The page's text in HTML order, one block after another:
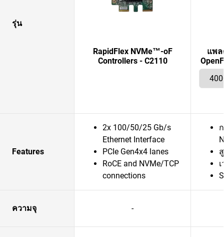
รุ่น
RapidFlex NVMe™-oF
Controllers - C2110
แพ
Features
2x 100/50/25 Gb/s
Ethernet Interface
PCIe Gen4x4 lanes
RoCE and NVMe/TCP
connections
ความจุ -